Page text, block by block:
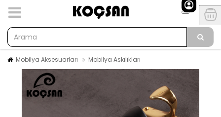
Mobilya Aksesuarları Mobilya Askılıkları